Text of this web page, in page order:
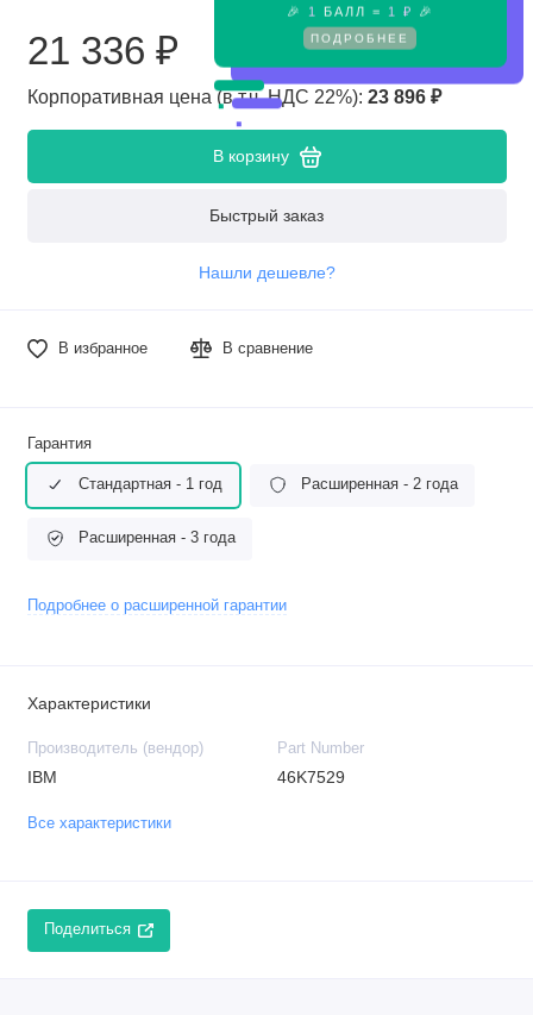
🎉 1 БАЛЛ = 1 ₽ 🎉
ПОДРОБНЕЕ
21 336 ₽
Корпоративная цена (в т.ч. НДС 22%): 23 896 ₽
В корзину
Быстрый заказ
Нашли дешевле?
В избранное В сравнение
Гарантия
Стандартная - 1 год Расширенная - 2 года
Расширенная - 3 года
Подробнее о расширенной гарантии
Характеристики
Производитель (вендор)
IBM
Part Number
46K7529
Все характеристики
Поделиться